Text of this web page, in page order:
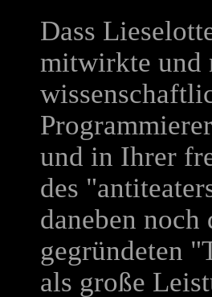
Dass
mitwirkte und
und in Ihrer
des
daneben
gegründeten
als große